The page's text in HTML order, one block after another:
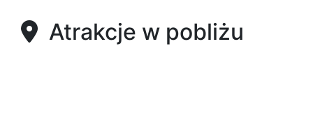
Atrakcje w pobliżu